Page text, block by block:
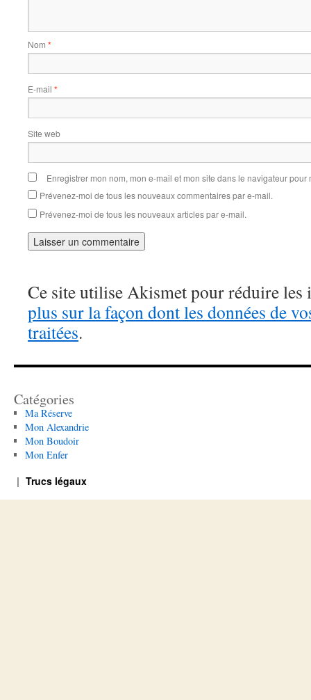
Nom *
E-mail *
Site web
Enregistrer mon nom, mon e-mail et mon site dans le navigateur
Prévenez-moi de tous les nouveaux commentaires par e-mail.
Prévenez-moi de tous les nouveaux articles par e-mail.
Ce site utilise Akismet pour réduire les
plus sur la façon dont les données de
traitées.
Catégories
Ma Réserve
Mon Alexandrie
Mon Boudoir
Mon Enfer
Trucs légaux